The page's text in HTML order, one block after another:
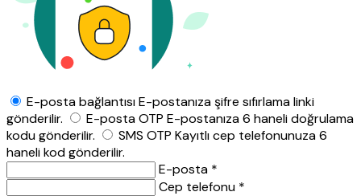
E-posta bağlantısıE-postanıza şifre sıfırlama linki
gönderilir.
E-posta OTP E-postanıza 6 haneli doğrulama
kodu gönderilir.
SMS OTP Kayıtlı cep telefonunuza 6
haneli kod gönderilir.
E-posta *
Cep telefonu *